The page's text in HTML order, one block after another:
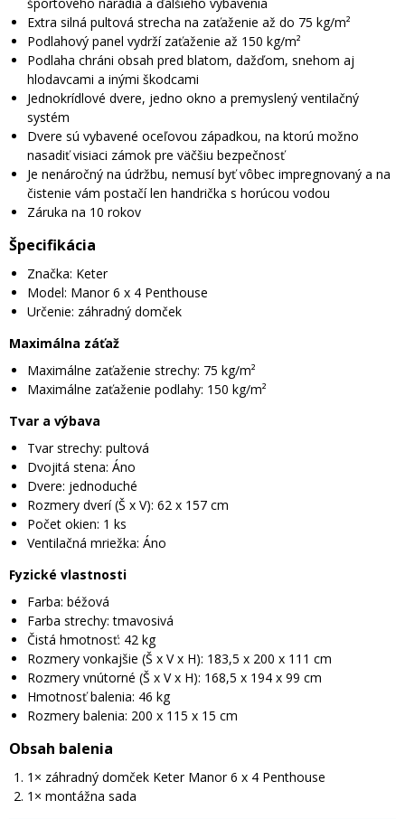
Extra silná pultová strecha na zaťaženie až do 75 kg/m²
Podlahový panel vydrží zaťaženie až 150 kg/m²
Podlaha chráni obsah pred blatom, dažďom, snehom aj
hlodavcami a inými škodcami
Jednokrídlové dvere, jedno okno a premyslený ventilačný
systém
Dvere sú vybavené oceľovou západkou, na ktorú možno
nasadiť visiaci zámok pre väčšiu bezpečnosť
Je nenáročný na údržbu, nemusí byť vôbec impregnovaný a na
čistenie vám postačí len handrička s horúcou vodou
Záruka na 10 rokov
Špecifikácia
Značka: Keter
Model: Manor 6 x 4 Penthouse
Určenie: záhradný domček
Maximálna záťaž
Maximálne zaťaženie strechy: 75 kg/m²
Maximálne zaťaženie podlahy: 150 kg/m²
Tvar a výbava
Tvar strechy: pultová
Dvojitá stena: Áno
Dvere: jednoduché
Rozmery dverí (Š x V): 62 x 157 cm
Počet okien: 1 ks
Ventilačná mriežka: Áno
Fyzické vlastnosti
Farba: béžová
Farba strechy: tmavosivá
Čistá hmotnosť: 42 kg
Rozmery vonkajšie (Š x V x H): 183,5 x 200 x 111 cm
Rozmery vnútorné (Š x V x H): 168,5 x 194 x 99 cm
Hmotnosť balenia: 46 kg
Rozmery balenia: 200 x 115 x 15 cm
Obsah balenia
1× záhradný domček Keter Manor 6 x 4 Penthouse
1× montážna sada